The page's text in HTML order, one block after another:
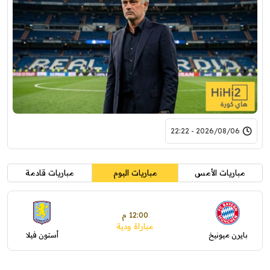
2026/08/06 - 22:22
مباريات الأمس مباريات اليوم مباريات قادمة
بايرن ميونيخ
12:00 م
مباراة ودية
أستون فيلا